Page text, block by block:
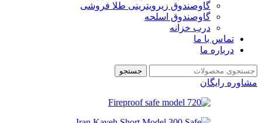
گاوصندوق زیرویترینی طلا فروشی
گاوصندوق اسلحه
درب خزانه
تماس با ما
درباره ما
جستجو
مشاوره رایگان